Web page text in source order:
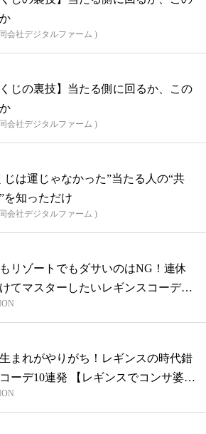
会社デジタルファーム )
くじの裏技】当たる側に回るか、この
会社デジタルファーム )
じは運じゃなかった”当たる人の“共
を知っただけ
会社デジタルファーム )
リゾートでもダサいのはNG！連休
てマスターしたいレギンスコーデ
...
まれがやりがち！レギンスの時代錯
ーデ10連発 【レギンスでコンサ婆